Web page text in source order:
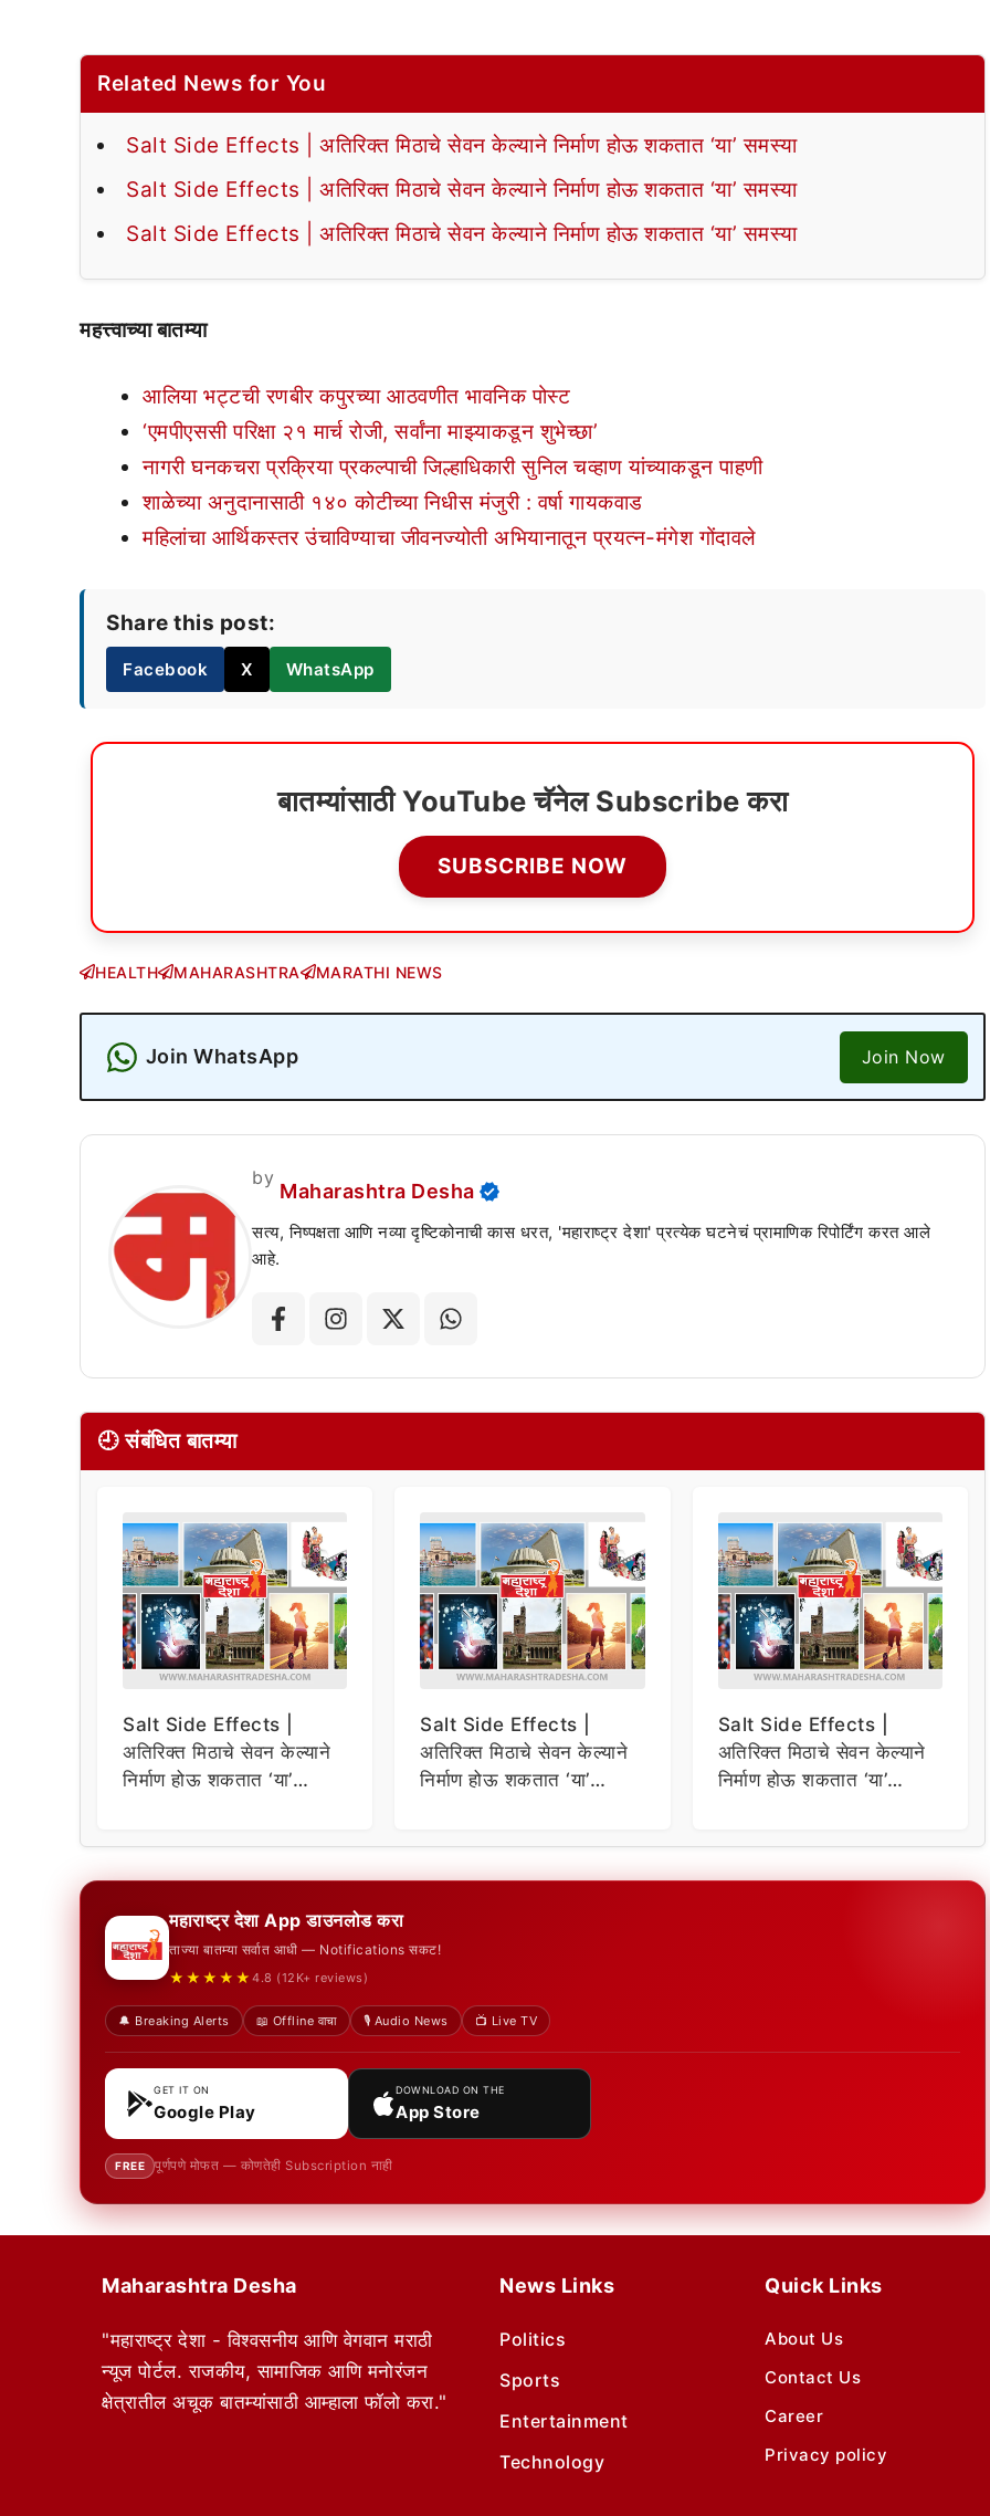
Related News for You
Salt Side Effects | अतिरिक्त मिठाचे सेवन केल्याने निर्माण होऊ शकतात ‘या’ समस्या
Salt Side Effects | अतिरिक्त मिठाचे सेवन केल्याने निर्माण होऊ शकतात ‘या’ समस्या
Salt Side Effects | अतिरिक्त मिठाचे सेवन केल्याने निर्माण होऊ शकतात ‘या’ समस्या
महत्त्वाच्या बातम्या
आलिया भट्टची रणबीर कपुरच्या आठवणीत भावनिक पोस्ट
‘एमपीएससी परिक्षा २१ मार्च रोजी, सर्वांना माझ्याकडून शुभेच्छा’
नागरी घनकचरा प्रक्रिया प्रकल्पाची जिल्हाधिकारी सुनिल चव्हाण यांच्याकडून पाहणी
शाळेच्या अनुदानासाठी १४० कोटीच्या निधीस मंजुरी : वर्षा गायकवाड
महिलांचा आर्थिकस्तर उंचाविण्याचा जीवनज्योती अभियानातून प्रयत्न-मंगेश गोंदावले
Share this post:
Facebook X WhatsApp
बातम्यांसाठी YouTube चॅनेल Subscribe करा
SUBSCRIBE NOW
HEALTH MAHARASHTRA MARATHI NEWS
Join WhatsApp Join Now
by
Maharashtra Desha
सत्य, निष्पक्षता आणि नव्या दृष्टिकोनाची कास धरत, 'महाराष्ट्र देशा' प्रत्येक घटनेचं प्रामाणिक रिपोर्टिंग करत आले
आहे.
🕘 संबंधित बातम्या
Salt Side Effects |
अतिरिक्त मिठाचे सेवन केल्याने
निर्माण होऊ शकतात ‘या’
Salt Side Effects |
अतिरिक्त मिठाचे सेवन केल्याने
निर्माण होऊ शकतात ‘या’
Salt Side Effects |
अतिरिक्त मिठाचे सेवन केल्याने
निर्माण होऊ शकतात ‘या’
महाराष्ट्र देशा App डाउनलोड करा
ताज्या बातम्या सर्वात आधी — Notifications सकट!
★★★★★ 4.8 (12K+ reviews)
🔔 Breaking Alerts 📖 Offline वाचा 🎙️ Audio News 📺 Live TV
GET IT ON
Google Play
DOWNLOAD ON THE
App Store
FREE पूर्णपणे मोफत — कोणतेही Subscription नाही
Maharashtra Desha
"महाराष्ट्र देशा - विश्वसनीय आणि वेगवान मराठी
न्यूज पोर्टल. राजकीय, सामाजिक आणि मनोरंजन
क्षेत्रातील अचूक बातम्यांसाठी आम्हाला फॉलो करा."
News Links
Politics
Sports
Entertainment
Technology
Quick Links
About Us
Contact Us
Career
Privacy policy